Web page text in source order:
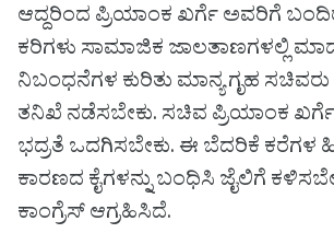
ಆದ್ದರಿಂದ ಪ್ರಿಯಾಂಕ ಖರ್ಗೆ ಅವರಿಗೆ
ಕರಿಗಳು ಸಾಮಾಜಿಕ ಜಾಲತಾಣಗಳಲ್ಲಿ
ನಿಬಂಧನೆಗಳ ಕುರಿತು ಮಾನ್ಯ ಗೃಹ
ತನಿಖೆ ನಡೆಸಬೇಕು. ಸಚಿವ ಪ್ರಿಯಾಂಕ ಖರ್ಗೆ
ಭದ್ರತೆ ಒದಗಿಸಬೇಕು. ಈ ಬೆದರಿಕೆ ಕರೆಗಳ
ಕಾರಣದ ಕೈಗಳನ್ನು ಬಂಧಿಸಿ ಜೈಲಿಗೆ
ಕಾಂಗ್ರೆಸ್ ಆಗ್ರಹಿಸಿದೆ.